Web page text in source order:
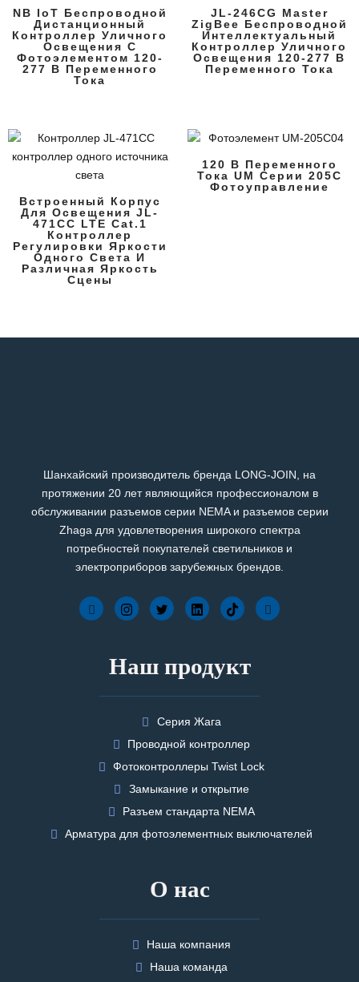
NB IoT Беспроводной
Дистанционный
Контроллер Уличного
Освещения С
Фотоэлементом 120-
277 В Переменного
Тока
JL-246CG Master
ZigBee Беспроводной
Интеллектуальный
Контроллер Уличного
Освещения 120-277 В
Переменного Тока
Встроенный Корпус
Для Освещения JL-
471CC LTE Cat.1
Контроллер
Регулировки Яркости
Одного Света И
Различная Яркость
Сцены
120 В Переменного
Тока UM Серии 205C
Фотоуправление
Шанхайский производитель бренда LONG-JOIN, на
протяжении 20 лет являющийся профессионалом в
обслуживании разъемов серии NEMA и разъемов серии
Zhaga для удовлетворения широкого спектра
потребностей покупателей светильников и
электроприборов зарубежных брендов.
Наш продукт
Серия Жага
Проводной контроллер
Фотоконтроллеры Twist Lock
Замыкание и открытие
Разъем стандарта NEMA
Арматура для фотоэлементных выключателей
О нас
Наша компания
Наша команда